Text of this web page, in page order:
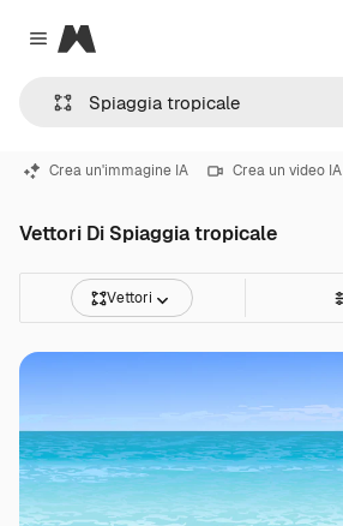
Close menu
Magnific
Crea un'immagine IA Crea un video IA
Vettori Di Spiaggia tropicale
Vettori